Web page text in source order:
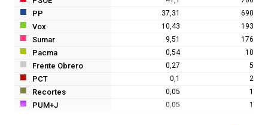
PP 37,31 690
Vox 10,43 193
Sumar 9,51 176
Pacma 0,54 10
Frente Obrero 0,27 5
PCT 0,1 2
Recortes 0,05 1
PUM+J 0,05 1